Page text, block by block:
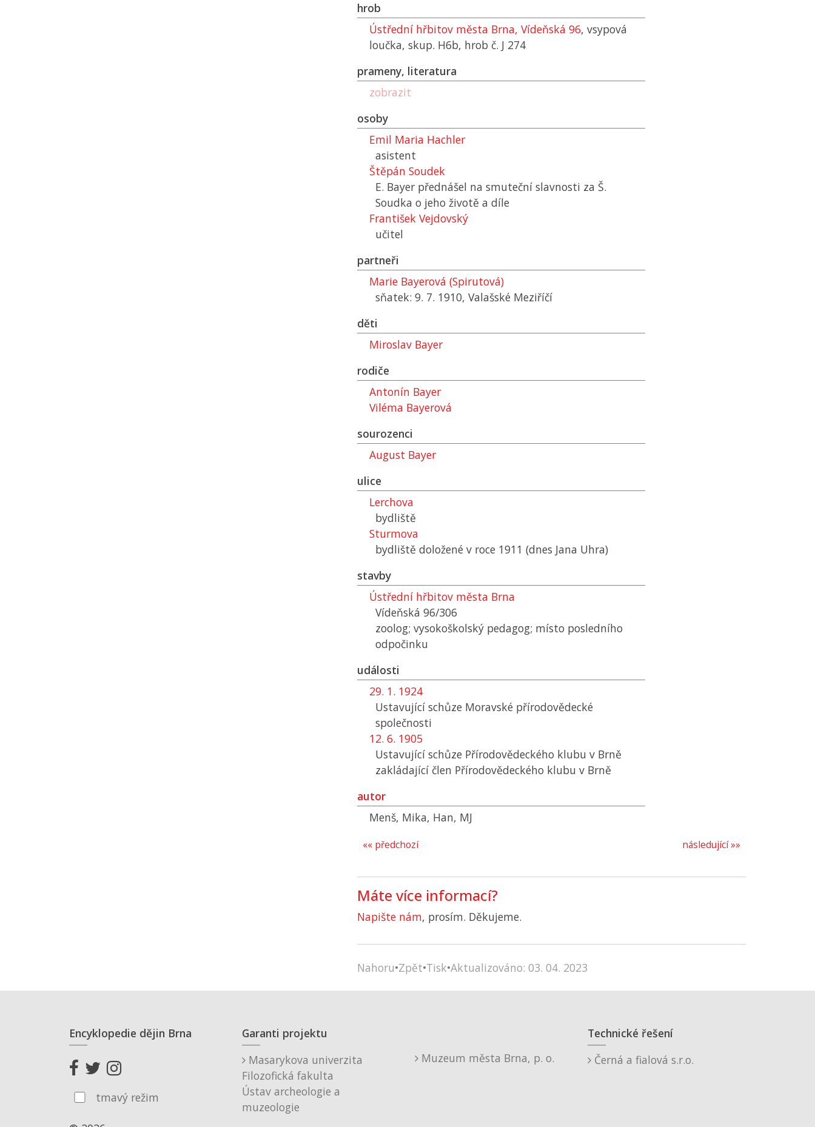
hrob
Ústřední hřbitov města Brna, Vídeňská 96, vsypová
loučka, skup. H6b, hrob č. J 274
prameny, literatura
zobrazit
osoby
Emil Maria Hachler
asistent
Štěpán Soudek
E. Bayer přednášel na smuteční slavnosti za Š.
Soudka o jeho životě a díle
František Vejdovský
učitel
partneři
Marie Bayerová (Spirutová)
sňatek: 9. 7. 1910, Valašské Meziříčí
děti
Miroslav Bayer
rodiče
Antonín Bayer
Viléma Bayerová
sourozenci
August Bayer
ulice
Lerchova
bydliště
Sturmova
bydliště doložené v roce 1911 (dnes Jana Uhra)
stavby
Ústřední hřbitov města Brna
Vídeňská 96/306
zoolog; vysokoškolský pedagog; místo posledního
odpočinku
události
29. 1. 1924
Ustavující schůze Moravské přírodovědecké
společnosti
12. 6. 1905
Ustavující schůze Přírodovědeckého klubu v Brně
zakládající člen Přírodovědeckého klubu v Brně
autor
Menš, Mika, Han, MJ
následující »»
«« předchozí
Máte více informací?
Napište nám, prosím. Děkujeme.
Nahoru•Zpět•Tisk•Aktualizováno: 03. 04. 2023
Encyklopedie dějin Brna
tmavý režim
Garanti projektu
Masarykova univerzita
Filozofická fakulta
Ústav archeologie a
muzeologie
Muzeum města Brna, p. o.
Technické řešení
Černá a fialová s.r.o.